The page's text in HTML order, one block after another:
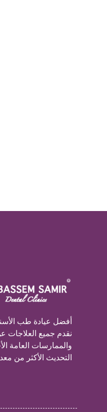
أفضل عيادة طب
نقدم جميع العلاجات
والممارسات العامة
التحديث الأكثر من